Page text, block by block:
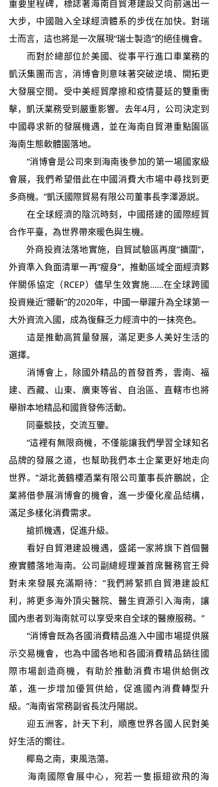
重要里程碑，標誌著海南自貿港建設又向前邁出一
大步，中國融入全球經濟體系的步伐在加快。對瑞
士而言，這也將是一次展現“瑞士製造”的絕佳機會。
而對於總部位於美國、從事平行進口車業務的
凱沃集團而言，消博會則意味著突破逆境、開拓更
大發展空間。受中美經貿摩擦和疫情蔓延的雙重衝
擊，凱沃業務受到嚴重影響。去年4月，公司決定到
中國尋求新的發展機遇，並在海南自貿港重點園區
海南生態軟體園落地。
“消博會是公司來到海南後參加的第一場國家級
會展，我們希望借此在中國消費大市場中尋找到更
多商機。”凱沃國際貿易有限公司董事長李澤源説。
在全球經濟的陰沉時刻，中國搭建的國際經貿
合作平臺，為世界帶來暖色與生機。
外商投資法落地實施，自貿試驗區再度“擴圍”，
外資準入負面清單一再“瘦身”，推動區域全面經濟夥
伴關係協定（RCEP）儘早生效實施……在全球跨國
投資幾近“腰斬”的2020年，中國一舉躍升為全球第一
大外資流入國，成為復蘇乏力經濟中的一抹亮色。
這是推動高質量發展，滿足更多人美好生活的
選擇。
消博會上，除國外精品的首發首秀，雲南、福
建、西藏、山東、廣東等省、自治區、直轄市也將
舉辦本地精品和國貨發佈活動。
同臺競技，交流互鑒。
“這裡有無限商機，不僅能讓我們學習全球知名
品牌的發展之道，也幫助我們本土企業更好地走向
世界。”湖北黃鶴樓酒業有限公司董事長許鵬説，企
業將借參展消博會的機會，進一步優化産品結構，
滿足多樣化消費需求。
搶抓機遇，促進升級。
看好自貿港建設機遇，盛諾一家將旗下首個醫
療實體落地海南。公司副總經理兼首席醫務官王舜
對未來發展充滿期待：“我們將緊抓自貿港建設紅
利，將更多海外頂尖醫院、醫生資源引入海南，讓
國內患者到海南就可以享受來自全球的醫療服務。”
“消博會既為各國消費精品進入中國市場提供展
示交易機會，也為中國各地和各國消費精品銷往國
際市場創造商機，有助於推動消費市場供給側改
革，進一步增加優質供給，促進國內消費轉型升
級。”海南省常務副省長沈丹陽説。
迎五洲客，計天下利，順應世界各國人民對美
好生活的嚮往。
椰島之南，東風浩蕩。
海南國際會展中心，宛若一隻振翅欲飛的海